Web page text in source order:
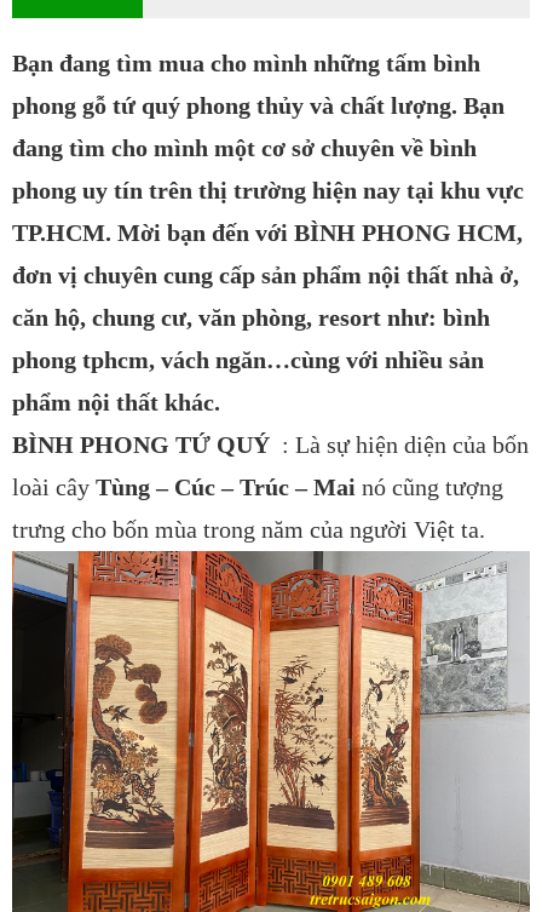
Bạn đang tìm mua cho mình những tấm bình
phong gỗ tứ quý phong thủy và chất lượng. Bạn
đang tìm cho mình một cơ sở chuyên về bình
phong uy tín trên thị trường hiện nay tại khu vực
TP.HCM. Mời bạn đến với BÌNH PHONG HCM,
đơn vị chuyên cung cấp sản phẩm nội thất nhà ở,
căn hộ, chung cư, văn phòng, resort như: bình
phong tphcm, vách ngăn…cùng với nhiều sản
phẩm nội thất khác.
BÌNH PHONG TỨ QUÝ : Là sự hiện diện của bốn
loài cây Tùng – Cúc – Trúc – Mai nó cũng tượng
trưng cho bốn mùa trong năm của người Việt ta.